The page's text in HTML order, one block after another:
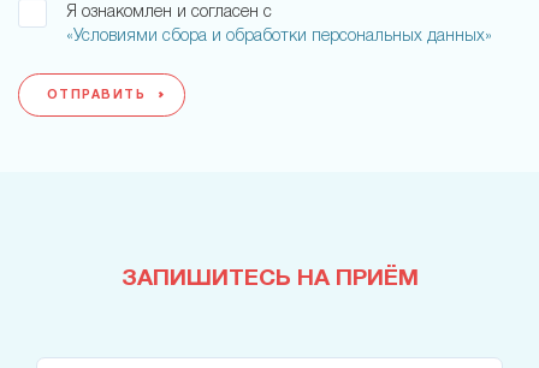
Я ознакомлен и согласен с
«Условиями сбора и обработки персональных данных»
ОТПРАВИТЬ
ЗАПИШИТЕСЬ НА ПРИЁМ